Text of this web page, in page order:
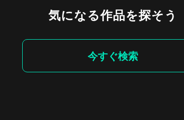
気になる作品を探そう
今すぐ検索